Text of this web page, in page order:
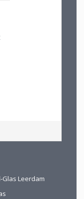
Leerdam